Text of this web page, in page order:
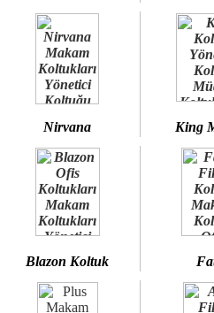
Nirvana King
Blazon Koltuk